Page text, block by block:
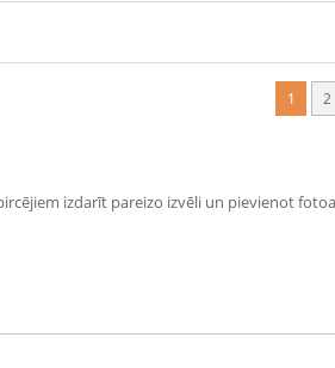
1 2
izdarīt pareizo izvēli un pievienot